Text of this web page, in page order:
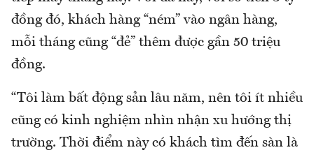
đồng đó, khách hàng “ném” vào ngân hàng,
mỗi tháng cũng “đẻ” thêm được gần 50 triệu
đồng.
“Tôi làm bất động sản lâu năm, nên tôi ít nhiều
cũng có kinh nghiệm nhìn nhận xu hướng thị
trường. Thời điểm này có khách tìm đến sàn là